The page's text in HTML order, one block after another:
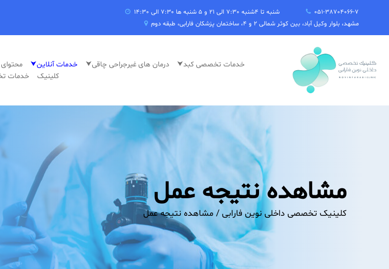
شنبه تا 4شنبه 7:30 الی 21 و 5 شنبه ها 7:30 الی 14:30
051-38704066-7
مشهد، بلوار وکیل آباد، بین کوثر شمالی 2 و 4، ساختمان پزشکان فارابی، طبقه دوم
⮟خدمات آنلاین ⮟درمان های غیرجراحی چاقی
⮟خدمات تخصصی کبد
⮟خدمات
کلینیک
مشاهده نتیجه عمل
کلینیک تخصصی داخلی نوین فارابی / مشاهده نتیجه عمل